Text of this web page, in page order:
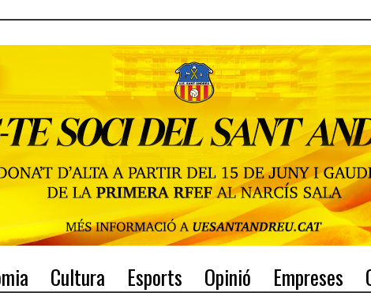
Cultura Esports Opinió Empreses